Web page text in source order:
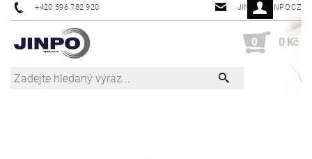
+420 596 782 920 JINPO@JINPO.CZ
0 0 Kč